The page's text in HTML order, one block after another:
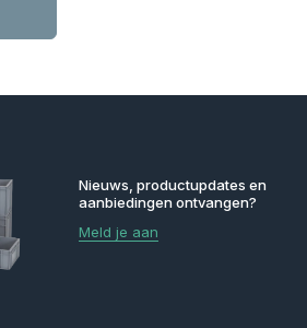
Nieuws, productupdates en
aanbiedingen ontvangen?
Meld je aan